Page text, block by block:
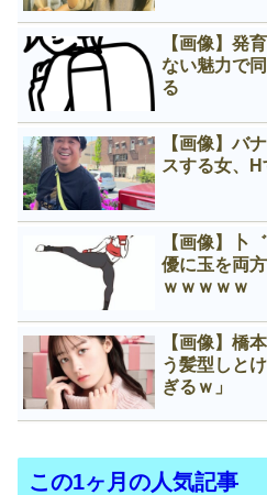
【画像】発
ない魅力で
る
【画像】バ
スする女、Н
【画像】卜
優に玉を両
ｗｗｗｗｗ
【画像】橋
う髪型しと
ぎるｗ」
この1ヶ月の人気記事